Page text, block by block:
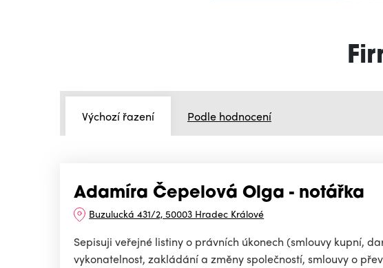
Výchozí řazení Podle hodnocení
Adamíra Čepelová Olga - notářka
Buzulucká 431/2, 50003 Hradec Králové
Sepisuji veřejné listiny o právních úkonech (smlouvy kupní,
vykonatelnost, zakládání a změny společností, smlouvy o